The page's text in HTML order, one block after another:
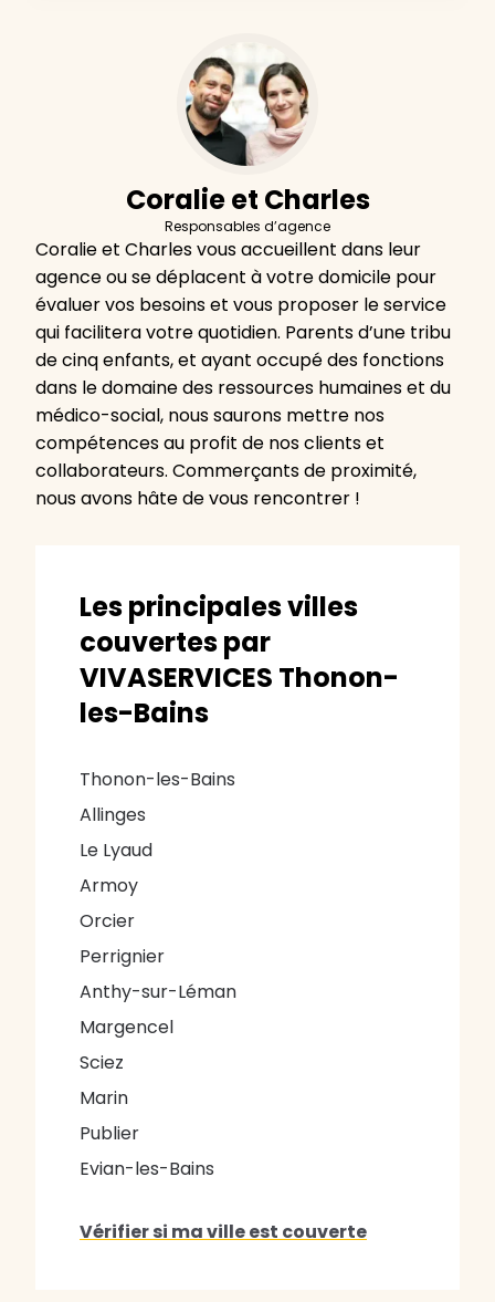
Coralie et Charles
Responsables d’agence
Coralie et Charles vous accueillent dans leur
agence ou se déplacent à votre domicile pour
évaluer vos besoins et vous proposer le service
qui facilitera votre quotidien. Parents d’une tribu
de cinq enfants, et ayant occupé des fonctions
dans le domaine des ressources humaines et du
médico-social, nous saurons mettre nos
compétences au profit de nos clients et
collaborateurs. Commerçants de proximité,
nous avons hâte de vous rencontrer !
Les principales villes
couvertes par
VIVASERVICES Thonon-
les-Bains
Thonon-les-Bains
Allinges
Le Lyaud
Armoy
Orcier
Perrignier
Anthy-sur-Léman
Margencel
Sciez
Marin
Publier
Evian-les-Bains
Vérifier si ma ville est couverte